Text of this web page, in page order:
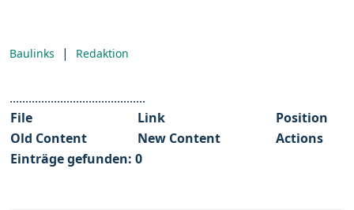
Baulinks | Redaktion
...........................................
File
Link
Position
Old Content
New Content
Actions
Einträge gefunden: 0